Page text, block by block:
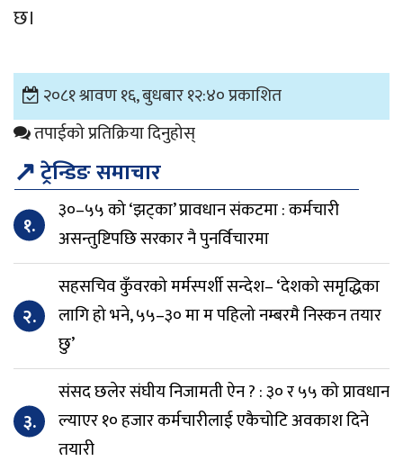
छ।
२०८१ श्रावण १६, बुधबार १२:४० प्रकाशित
तपाईको प्रतिक्रिया दिनुहोस्
↗ट्रेन्डिङ समाचार
१.
३०–५५ को ‘झट्का’ प्रावधान संकटमा : कर्मचारी
असन्तुष्टिपछि सरकार नै पुनर्विचारमा
२.
सहसचिव कुँवरको मर्मस्पर्शी सन्देश– ‘देशको समृद्धिका
लागि हो भने, ५५–३० मा म पहिलो नम्बरमै निस्कन तयार
छु’
३.
संसद छलेर संघीय निजामती ऐन ? : ३० र ५५ को प्रावधान
ल्याएर १० हजार कर्मचारीलाई एकैचोटि अवकाश दिने
तयारी